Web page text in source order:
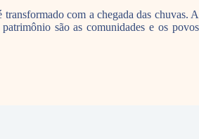
com a chegada das chuvas. A
são as comunidades e os povos